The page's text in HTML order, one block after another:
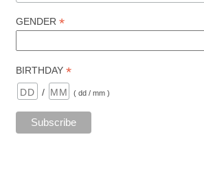
GENDER *
BIRTHDAY *
/ ( dd / mm )